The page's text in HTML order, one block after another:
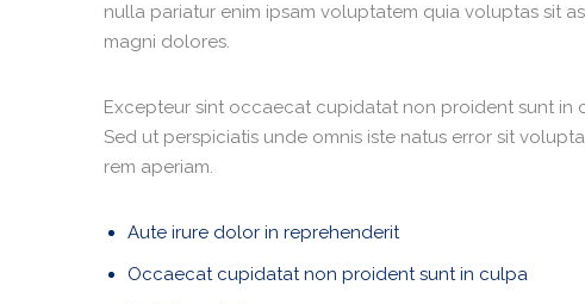
nulla pariatur enim ipsam voluptatem quia voluptas sit
magni dolores.
Excepteur sint occaecat cupidatat non proident sunt in
Sed ut perspiciatis unde omnis iste natus error sit
rem aperiam.
Aute irure dolor in reprehenderit
Occaecat cupidatat non proident sunt in culpa